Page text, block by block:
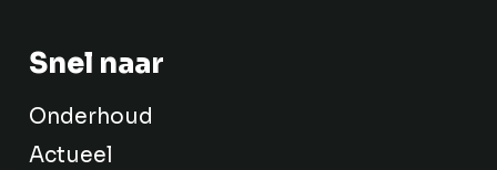
Snel naar
Onderhoud
Actueel